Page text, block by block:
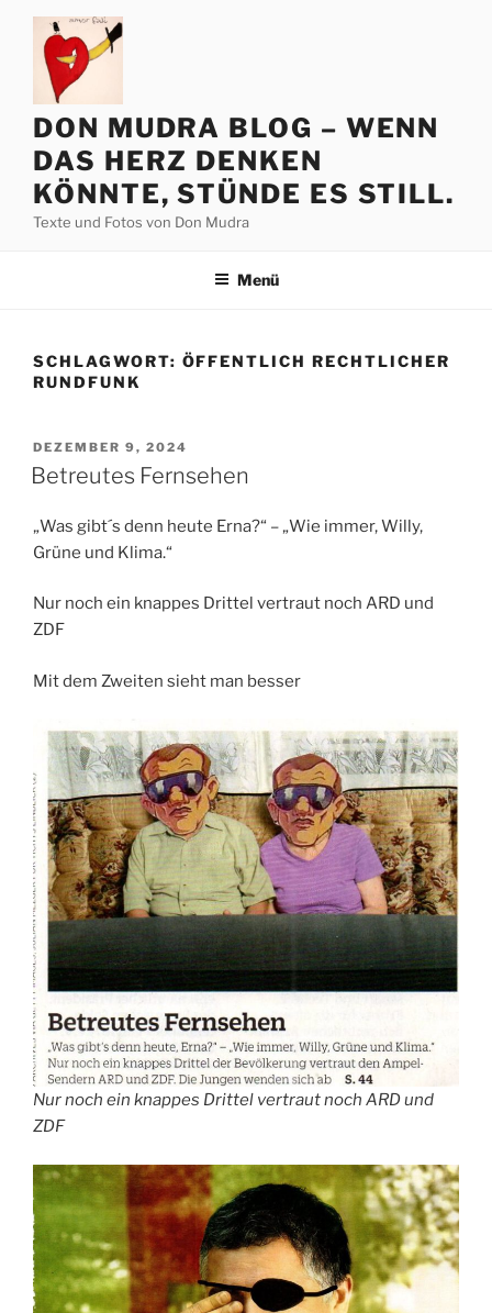
Zum
springen
DON MUDRA BLOG – WENN
DAS HERZ DENKEN
KÖNNTE, STÜNDE ES STILL.
Texte und Fotos von Don Mudra
Menü
SCHLAGWORT: ÖFFENTLICH RECHTLICHER
RUNDFUNK
VERÖFFENTLICHT
AM
DEZEMBER 9, 2024
Betreutes Fernsehen
„Was gibt´s denn heute Erna?“ – „Wie immer, Willy,
Grüne und Klima.“
Nur noch ein knappes Drittel vertraut noch ARD und
ZDF
Mit dem Zweiten sieht man besser
Nur noch ein knappes Drittel vertraut noch ARD und
ZDF